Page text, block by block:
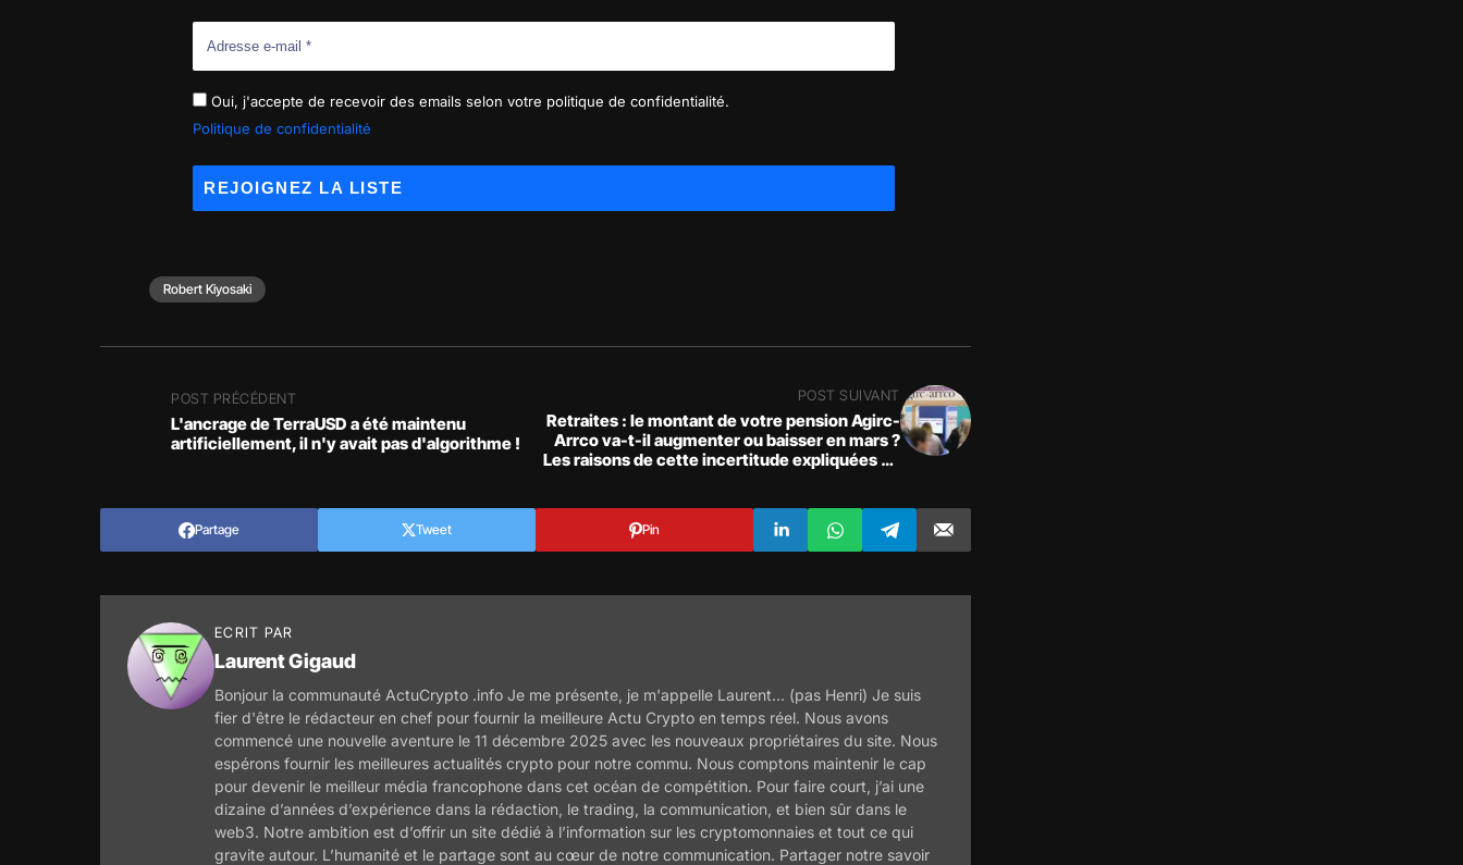
Oui, j'accepte de recevoir des emails selon votre politique de confidentialité.
Politique de confidentialité
Robert Kiyosaki
POST PRÉCÉDENT
L'ancrage de TerraUSD a été maintenu
artificiellement, il n'y avait pas d'algorithme !
POST SUIVANT
Retraites : le montant de votre pension Agirc-
Arrco va-t-il augmenter ou baisser en mars ?
Les raisons de cette incertitude expliquées en
Partage Tweet Pin
ECRIT PAR
Laurent Gigaud
Bonjour la communauté ActuCrypto .info Je me présente, je m'appelle Laurent... (pas Henri) Je suis
fier d'être le rédacteur en chef pour fournir la meilleure Actu Crypto en temps réel. Nous avons
commencé une nouvelle aventure le 11 décembre 2025 avec les nouveaux propriétaires du site. Nous
espérons fournir les meilleures actualités crypto pour notre commu. Nous comptons maintenir le cap
pour devenir le meilleur média francophone dans cet océan de compétition. Pour faire court, j’ai une
dizaine d’années d’expérience dans la rédaction, le trading, la communication, et bien sûr dans le
web3. Notre ambition est d’offrir un site dédié à l’information sur les cryptomonnaies et tout ce qui
gravite autour. L’humanité et le partage sont au cœur de notre communication. Partager notre savoir